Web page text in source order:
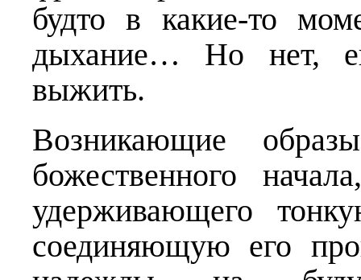
будто в какие-то
дыхание… Но нет,
выжить.
Возникающие
божественного
удерживающего
соединяющую его